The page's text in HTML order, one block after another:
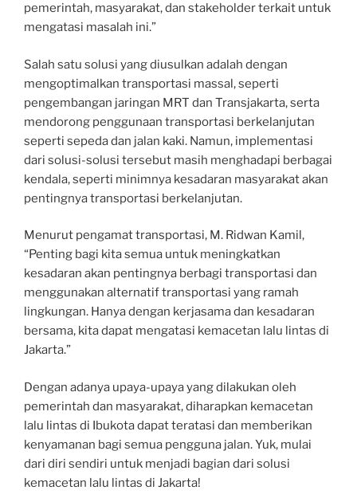
pemerintah, masyarakat, dan stakeholder terkait untuk
mengatasi masalah ini.”
Salah satu solusi yang diusulkan adalah dengan
mengoptimalkan transportasi massal, seperti
pengembangan jaringan MRT dan Transjakarta, serta
mendorong penggunaan transportasi berkelanjutan
seperti sepeda dan jalan kaki. Namun, implementasi
dari solusi-solusi tersebut masih menghadapi berbagai
kendala, seperti minimnya kesadaran masyarakat akan
pentingnya transportasi berkelanjutan.
Menurut pengamat transportasi, M. Ridwan Kamil,
“Penting bagi kita semua untuk meningkatkan
kesadaran akan pentingnya berbagi transportasi dan
menggunakan alternatif transportasi yang ramah
lingkungan. Hanya dengan kerjasama dan kesadaran
bersama, kita dapat mengatasi kemacetan lalu lintas di
Jakarta.”
Dengan adanya upaya-upaya yang dilakukan oleh
pemerintah dan masyarakat, diharapkan kemacetan
lalu lintas di Ibukota dapat teratasi dan memberikan
kenyamanan bagi semua pengguna jalan. Yuk, mulai
dari diri sendiri untuk menjadi bagian dari solusi
kemacetan lalu lintas di Jakarta!